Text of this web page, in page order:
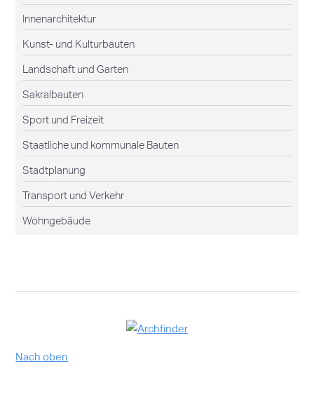
Innenarchitektur
Kunst- und Kulturbauten
Landschaft und Garten
Sakralbauten
Sport und Freizeit
Staatliche und kommunale Bauten
Stadtplanung
Transport und Verkehr
Wohngebäude
Nach oben